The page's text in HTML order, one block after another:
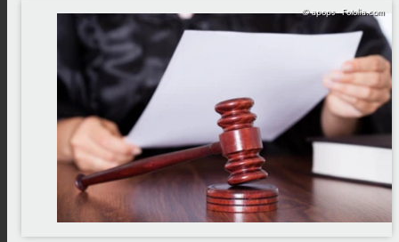
© apops - Fotolia.com